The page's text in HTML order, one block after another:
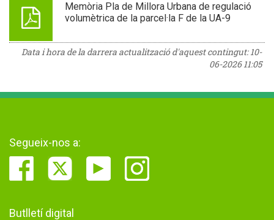
Memòria Pla de Millora Urbana de regulació
volumètrica de la parcel·la F de la UA-9
Data i hora de la darrera actualització d'aquest contingut:10-
06-2026 11:05
Segueix-nos a:
Butlletí digital